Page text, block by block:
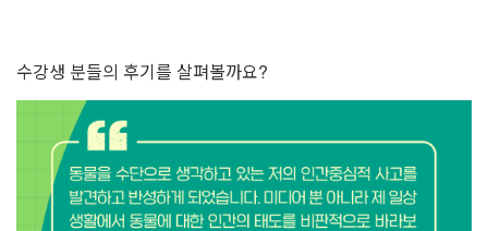
수강생 분들의 후기를 살펴볼까요?